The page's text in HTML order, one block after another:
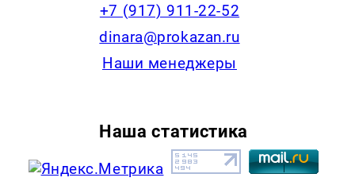
+7 (917) 911-22-52
dinara@prokazan.ru
Наши менеджеры
Наша статистика